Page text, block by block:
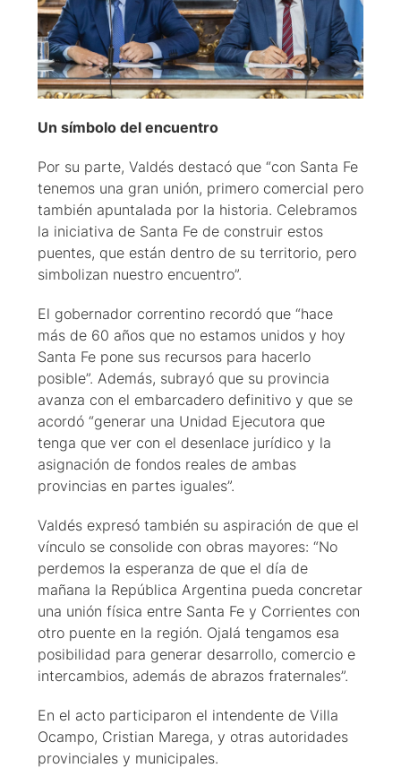
Un símbolo del encuentro
Por su parte, Valdés destacó que “con Santa Fe
tenemos una gran unión, primero comercial pero
también apuntalada por la historia. Celebramos
la iniciativa de Santa Fe de construir estos
puentes, que están dentro de su territorio, pero
simbolizan nuestro encuentro”.
El gobernador correntino recordó que “hace
más de 60 años que no estamos unidos y hoy
Santa Fe pone sus recursos para hacerlo
posible”. Además, subrayó que su provincia
avanza con el embarcadero definitivo y que se
acordó “generar una Unidad Ejecutora que
tenga que ver con el desenlace jurídico y la
asignación de fondos reales de ambas
provincias en partes iguales”.
Valdés expresó también su aspiración de que el
vínculo se consolide con obras mayores: “No
perdemos la esperanza de que el día de
mañana la República Argentina pueda concretar
una unión física entre Santa Fe y Corrientes con
otro puente en la región. Ojalá tengamos esa
posibilidad para generar desarrollo, comercio e
intercambios, además de abrazos fraternales”.
En el acto participaron el intendente de Villa
Ocampo, Cristian Marega, y otras autoridades
provinciales y municipales.